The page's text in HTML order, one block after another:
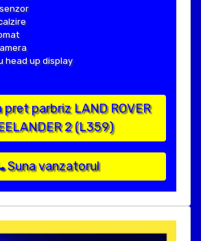
head up display
parbriz LAND ROVER
2 (L359)
Suna vanzatorul